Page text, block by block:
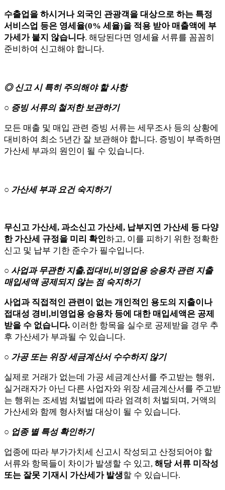
수출업을 하시거나 외국인 관광객을 대상으로 하는 특정
서비스업 등은 영세율(0% 세율)을 적용 받아 매출액에 부
가세가 붙지 않습니다. 해당된다면 영세율 서류를 꼼꼼히
준비하여 신고해야 합니다.
◎ 신고 시 특히 주의해야 할 사항
○ 증빙 서류의 철저한 보관하기
모든 매출 및 매입 관련 증빙 서류는 세무조사 등의 상황에
대비하여 최소 5년간 잘 보관해야 합니다. 증빙이 부족하면
가산세 부과의 원인이 될 수 있습니다.
○ 가산세 부과 요건 숙지하기
무신고 가산세, 과소신고 가산세, 납부지연 가산세 등 다양
한 가산세 규정을 미리 확인하고, 이를 피하기 위한 정확한
신고 및 납부 기한 준수가 필수입니다.
○ 사업과 무관한 지출,접대비,비영업용 승용차 관련 지출
매입세액 공제되지 않는 점 숙지하기
사업과 직접적인 관련이 없는 개인적인 용도의 지출이나
접대성 경비,비영업용 승용차 등에 대한 매입세액은 공제
받을 수 없습니다. 이러한 항목을 실수로 공제받을 경우 추
후 가산세가 부과될 수 있습니다.
○ 가공 또는 위장 세금계산서 수수하지 않기
실제로 거래가 없는데 가공 세금계산서를 주고받는 행위,
실거래자가 아닌 다른 사업자와 위장 세금계산서를 주고받
는 행위는 조세범 처벌법에 따라 엄격히 처벌되며, 거액의
가산세와 함께 형사처벌 대상이 될 수 있습니다.
○ 업종 별 특성 확인하기
업종에 따라 부가가치세 신고시 작성되고 산정되어야 할
서류와 항목들이 차이가 발생할 수 있고, 해당 서류 미작성
또는 잘못 기재시 가산세가 발생할 수 있습니다.